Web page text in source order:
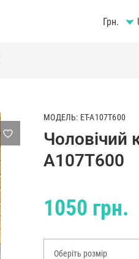
Грн.
МОДЕЛЬ: ET-A107T600
Чоловічий
A107T600
1050 грн.
Оберіть розмір